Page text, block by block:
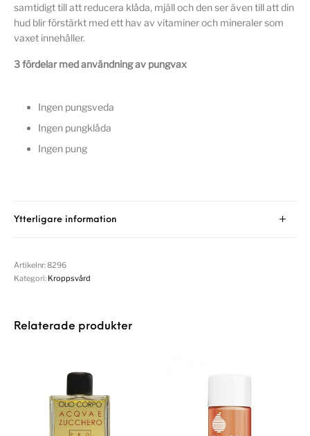
samtidigt till att reducera klåda, mjäll och den ser även till att din
hud blir förstärkt med ett hav av vitaminer och mineraler som
vaxet innehåller.
3 fördelar med användning av pungvax
Ingen pungsveda
Ingen pungklåda
Ingen pung
Ytterligare information
Artikelnr:8296
Kategori: Kroppsvård
Relaterade produkter